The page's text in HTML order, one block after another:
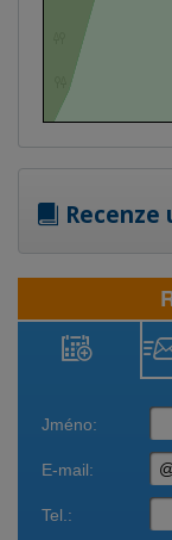
ubytování